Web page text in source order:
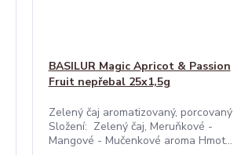
BASILUR Magic Apricot & Passion
Fruit nepřebal 25x1,5g
Zelený čaj aromatizovaný, porcovaný
Složení: Zelený čaj, Meruňkové -
Mangové - Mučenkové aroma Hmot...